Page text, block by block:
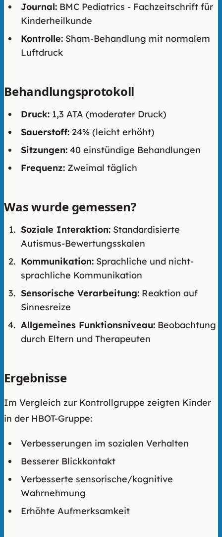
Journal: BMC Pediatrics - Fachzeitschrift für
Kinderheilkunde
Kontrolle: Sham-Behandlung mit normalem
Luftdruck
Behandlungsprotokoll
Druck: 1,3 ATA (moderater Druck)
Sauerstoff: 24% (leicht erhöht)
Sitzungen: 40 einstündige Behandlungen
Frequenz: Zweimal täglich
Was wurde gemessen?
Soziale Interaktion: Standardisierte
Autismus-Bewertungsskalen
Kommunikation: Sprachliche und nicht-
sprachliche Kommunikation
Sensorische Verarbeitung: Reaktion auf
Sinnesreize
Allgemeines Funktionsniveau: Beobachtung
durch Eltern und Therapeuten
Ergebnisse
Im Vergleich zur Kontrollgruppe zeigten Kinder
in der HBOT-Gruppe:
Verbesserungen im sozialen Verhalten
Besserer Blickkontakt
Verbesserte sensorische/kognitive
Wahrnehmung
Erhöhte Aufmerksamkeit